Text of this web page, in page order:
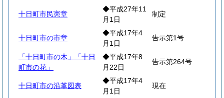
十日町市民憲章
◆平成27年11
月1日
制定
十日町市の市章
◆平成17年4
月1日
告示第1号
「十日町市の木」「十日
町市の花」
◆平成17年8
月22日
告示第264号
十日町市の沿革図表
◆平成17年4
月1日
現在